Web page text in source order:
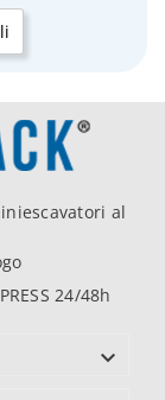
al
24/48h
